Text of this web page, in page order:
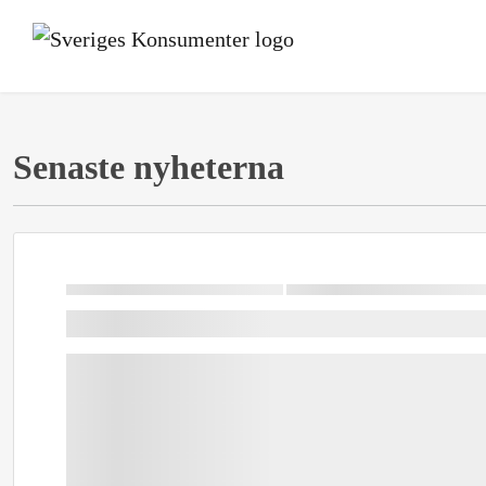
Senaste nyheterna